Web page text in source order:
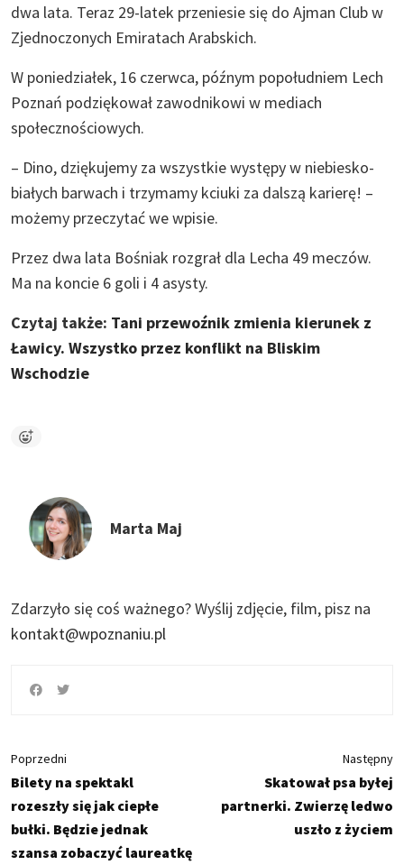
dwa lata. Teraz 29-latek przeniesie się do Ajman Club w
Zjednoczonych Emiratach Arabskich.
W poniedziałek, 16 czerwca, późnym popołudniem Lech
Poznań podziękował zawodnikowi w mediach
społecznościowych.
– Dino, dziękujemy za wszystkie występy w niebiesko-
białych barwach i trzymamy kciuki za dalszą karierę! –
możemy przeczytać we wpisie.
Przez dwa lata Bośniak rozgrał dla Lecha 49 meczów.
Ma na koncie 6 goli i 4 asysty.
Czytaj także: Tani przewoźnik zmienia kierunek z
Ławicy. Wszystko przez konflikt na Bliskim
Wschodzie
Marta Maj
Zdarzyło się coś ważnego?Wyślij zdjęcie, film, pisz na
kontakt@wpoznaniu.pl
Poprzedni
Bilety na spektakl
rozeszły się jak ciepłe
bułki. Będzie jednak
szansa zobaczyć laureatkę
Następny
Skatował psa byłej
partnerki. Zwierzę ledwo
uszło z życiem